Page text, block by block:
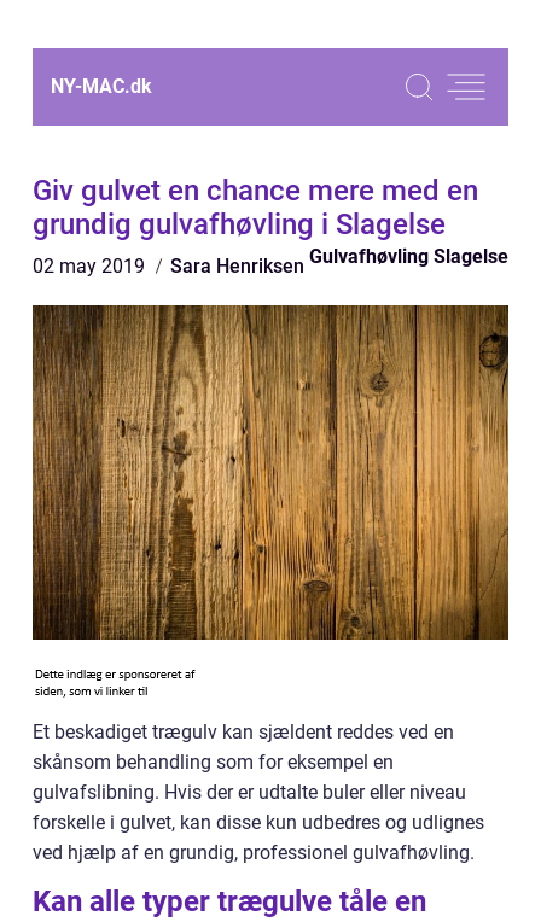
NY-MAC.dk
Giv gulvet en chance mere med en
grundig gulvafhøvling i Slagelse
02 may 2019 Sara Henriksen Gulvafhøvling Slagelse
Et beskadiget trægulv kan sjældent reddes ved en
skånsom behandling som for eksempel en
gulvafslibning. Hvis der er udtalte buler eller niveau
forskelle i gulvet, kan disse kun udbedres og udlignes
ved hjælp af en grundig, professionel gulvafhøvling.
Kan alle typer trægulve tåle en